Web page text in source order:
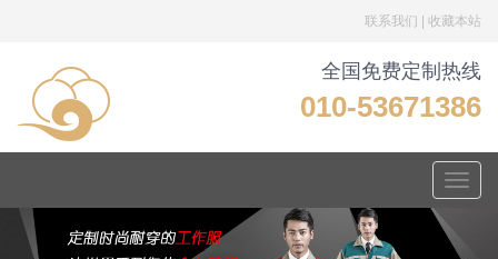
联系我们 收藏本站
全国免费定制热线
010-53671386
Toggle